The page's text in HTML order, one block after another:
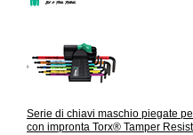
Serie di chiavi maschio piegate
con impronta Torx® Tamper